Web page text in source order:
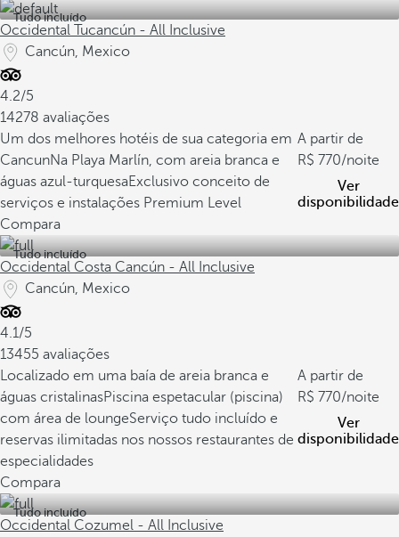
Tudo incluído
Occidental Tucancún - All Inclusive
Cancún, Mexico
4.2/5
14278 avaliações
Um dos melhores hotéis de sua categoria em
CancunNa Playa Marlín, com areia branca e
águas azul-turquesaExclusivo conceito de
serviços e instalações Premium Level
A partir de
770/noite
Ver
disponibilidade
Compara
Tudo incluído
Occidental Costa Cancún - All Inclusive
Cancún, Mexico
4.1/5
13455 avaliações
Localizado em uma baía de areia branca e
águas cristalinasPiscina espetacular (piscina)
com área de loungeServiço tudo incluído e
reservas ilimitadas nos nossos restaurantes de
especialidades
A partir de
770/noite
Ver
disponibilidade
Compara
Tudo incluído
Occidental Cozumel - All Inclusive